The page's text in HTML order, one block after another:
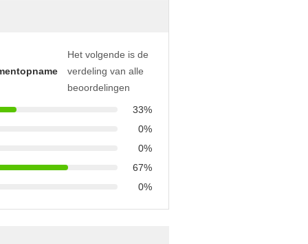
Het volgende is de
verdeling van alle
beoordelingen
33%
0%
0%
67%
0%